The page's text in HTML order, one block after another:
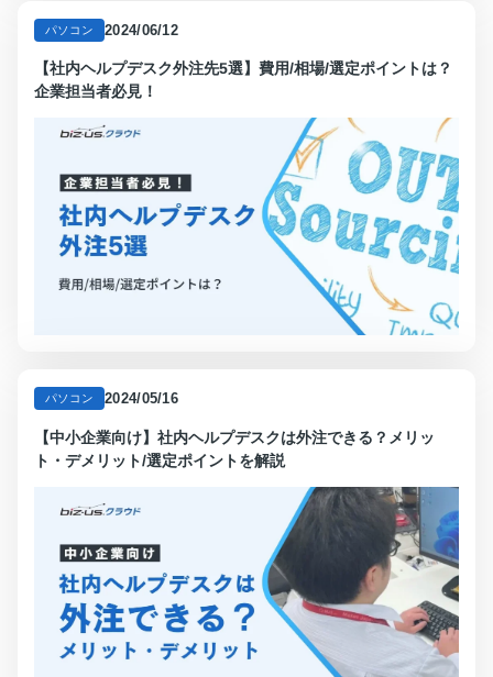
パソコン 2024/06/12
【社内ヘルプデスク外注先5選】費用/相場/選定ポイントは？
企業担当者必見！
パソコン 2024/05/16
【中小企業向け】社内ヘルプデスクは外注できる？メリッ
ト・デメリット/選定ポイントを解説